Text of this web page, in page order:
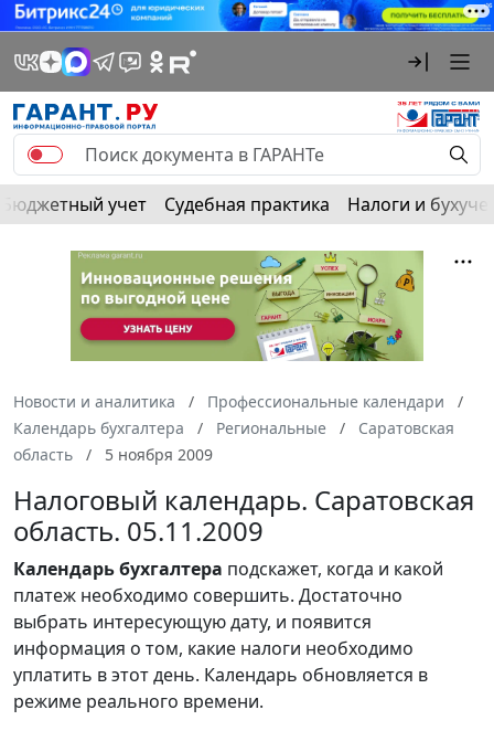
Бюджетный учет Судебная практика Налоги и
Новости и аналитика
Профессиональные календари
Календарь бухгалтера
Региональные
Саратовская
область
5 ноября 2009
Налоговый календарь. Саратовская
область. 05.11.2009
Календарьбухгалтера подскажет, когда и какой
платеж необходимо совершить. Достаточно
выбрать интересующую дату, и появится
информация о том, какие налоги необходимо
уплатить в этот день. Календарь обновляется в
режиме реального времени.